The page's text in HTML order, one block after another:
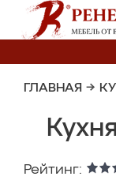
ГЛАВНАЯ →
Рейтинг: